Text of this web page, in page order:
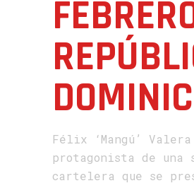
Félix ‘Mangú’
protagonista de una
cartelera que se